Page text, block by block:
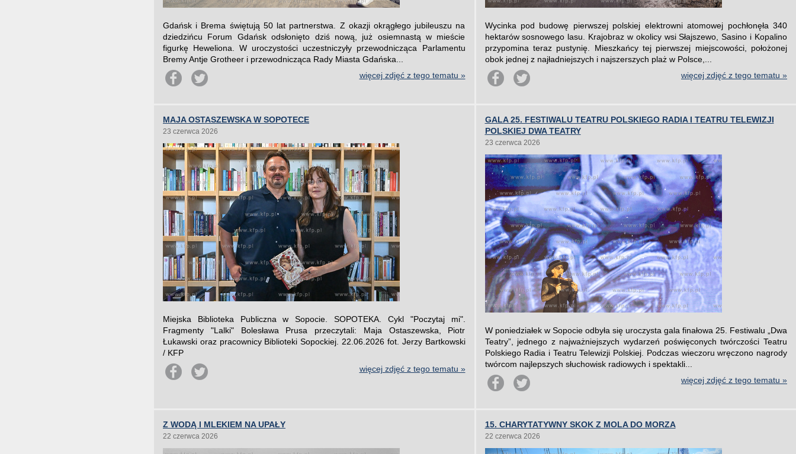
Gdańsk i Brema świętują 50 lat partnerstwa. Z okazji okrągłego jubileuszu na
dziedzińcu Forum Gdańsk odsłonięto dziś nową, już osiemnastą w mieście
figurkę Heweliona. W uroczystości uczestniczyły przewodnicząca Parlamentu
Bremy Antje Grotheer i przewodnicząca Rady Miasta Gdańska...
więcej zdjęć z tego tematu »
Wycinka pod budowę pierwszej polskiej elektrowni atomowej pochłonęła 340
hektarów sosnowego lasu. Krajobraz w okolicy wsi Słajszewo, Sasino i Kopalino
przypomina teraz pustynię. Mieszkańcy tej pierwszej miejscowości, położonej
obok jednej z najładniejszych i najszerszych plaż w Polsce,...
więcej zdjęć z tego tematu »
MAJA OSTASZEWSKA W SOPOTECE
23 czerwca 2026
Miejska Biblioteka Publiczna w Sopocie. SOPOTEKA. Cykl "Poczytaj mi".
Fragmenty "Lalki" Bolesława Prusa przeczytali: Maja Ostaszewska, Piotr
Łukawski oraz pracownicy Biblioteki Sopockiej. 22.06.2026 fot. Jerzy Bartkowski
/ KFP
więcej zdjęć z tego tematu »
GALA 25. FESTIWALU TEATRU POLSKIEGO RADIA I TEATRU TELEWIZJI
POLSKIEJ DWA TEATRY
23 czerwca 2026
W poniedziałek w Sopocie odbyła się uroczysta gala finałowa 25. Festiwalu „Dwa
Teatry”, jednego z najważniejszych wydarzeń poświęconych twórczości Teatru
Polskiego Radia i Teatru Telewizji Polskiej. Podczas wieczoru wręczono nagrody
twórcom najlepszych słuchowisk radiowych i spektakli...
więcej zdjęć z tego tematu »
Z WODĄ I MLEKIEM NA UPAŁY
22 czerwca 2026
15. CHARYTATYWNY SKOK Z MOLA DO MORZA
22 czerwca 2026